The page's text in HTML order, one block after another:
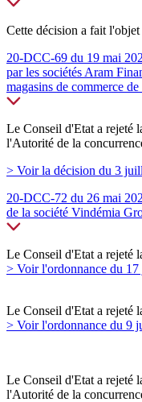
Cette décision a fait
20-DCC-69 du 19 mai
par les sociétés Aram
magasins de commerce
Le Conseil d'Etat a rejeté
l'Autorité de la
> Voir la décision du 3
20-DCC-72 du 26 mai
de la société Vindémia
Le Conseil d'Etat a rejeté
> Voir l'ordonnance du
Le Conseil d'Etat a rejeté
> Voir l'ordonnance du 9
Le Conseil d'Etat a rejeté
l'Autorité de la